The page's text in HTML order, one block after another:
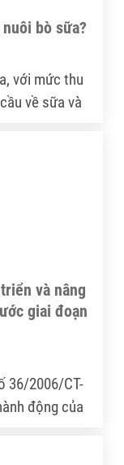
bò sữa?
với mức thu
về sữa và
22%
thời gian
chương
thay thế một
chi phí đầu
cho nhiều
biệt, trước
ngành sữa sẽ
và nâng
giai đoạn
36/2006/CT-
động của
nước giai